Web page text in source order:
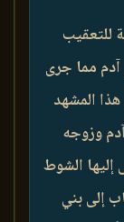
للتعقيب
آدم مما جرى
المشهد
وزوجه
إليها الشوط
إلى بني